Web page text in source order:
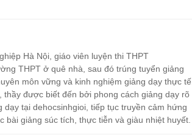
Hà Nội, giáo viên luyện thi THPT
THPT ở quê nhà, sau đó trúng tuyển giảng
môn vững và kinh nghiệm giảng dạy thực tế.
được biết đến bởi phong cách giảng dạy rõ
tại dehocsinhgioi, tiếp tục truyền cảm hứng
bài giảng súc tích, thực tiễn và giàu nhiệt huyết.